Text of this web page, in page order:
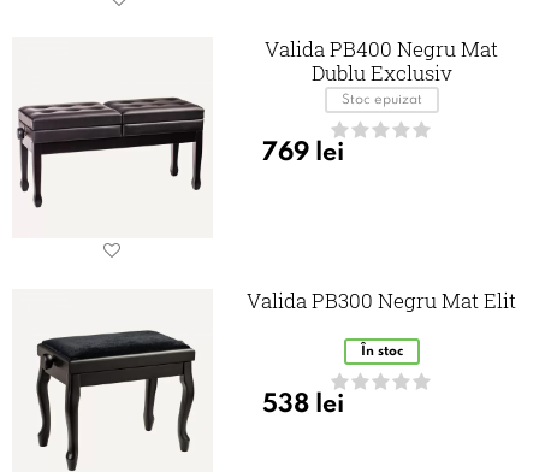
Valida PB400 Negru Mat
Dublu Exclusiv
Stoc epuizat
769 lei
Valida PB300 Negru Mat Elit
În stoc
538 lei